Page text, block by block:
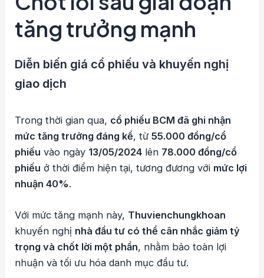
tăng trưởng mạnh
Diễn biến giá cổ phiếu và khuyến nghị
giao dịch
Trong thời gian qua, cổ phiếu BCM đã ghi nhận
mức tăng trưởng đáng kể, từ55.000 đồng/cổ
phiếu vào ngày 13/05/2024 lên 78.000 đồng/cổ
phiếu ở thời điểm hiện tại, tương đương với mức lợi
nhuận 40%.
Với mức tăng mạnh này, Thuvienchungkhoan
khuyến nghị nhà đầu tư có thể cân nhắc giảm tỷ
trọng và chốt lời một phần, nhằm bảo toàn lợi
nhuận và tối ưu hóa danh mục đầu tư.